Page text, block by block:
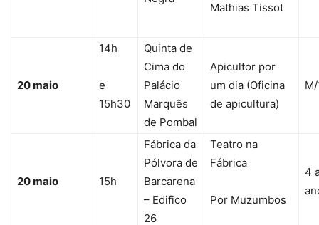
Mathias Tissot
20 maio
14h
e
15h30
Quinta de
Cima do
Palácio
Marquês
de Pombal
Apicultor por
um dia (Oficina
de apicultura)
20 maio 15h
Fábrica da
Pólvora de
Barcarena
– Edifico
26
Teatro na
Fábrica
Por Muzumbos
4